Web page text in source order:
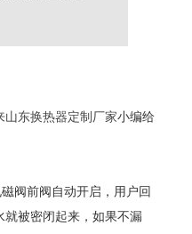
山东换热器定制厂家小编给
阀前阀自动开启，用户回
就被密闭起来，如果不漏